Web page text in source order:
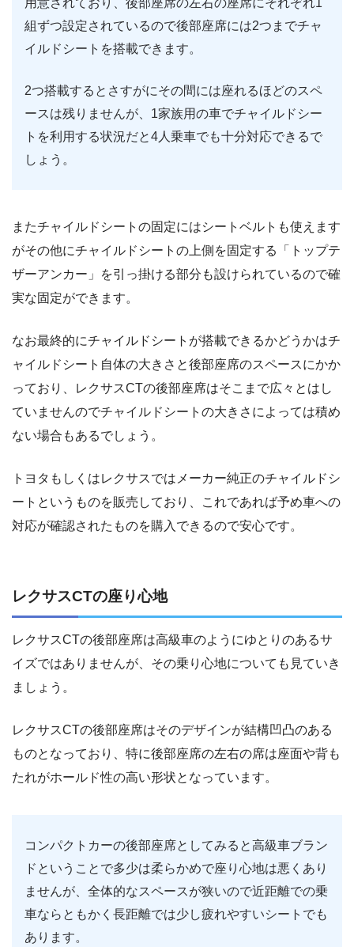
用意されており、後部座席の左右の座席にそれぞれ1
組ずつ設定されているので後部座席には2つまでチャ
イルドシートを搭載できます。
2つ搭載するとさすがにその間には座れるほどのスペ
ースは残りませんが、1家族用の車でチャイルドシー
トを利用する状況だと4人乗車でも十分対応できるで
しょう。
またチャイルドシートの固定にはシートベルトも使えます
がその他にチャイルドシートの上側を固定する「トップテ
ザーアンカー」を引っ掛ける部分も設けられているので確
実な固定ができます。
なお最終的にチャイルドシートが搭載できるかどうかはチ
ャイルドシート自体の大きさと後部座席のスペースにかか
っており、レクサスCTの後部座席はそこまで広々とはし
ていませんのでチャイルドシートの大きさによっては積め
ない場合もあるでしょう。
トヨタもしくはレクサスではメーカー純正のチャイルドシ
ートというものを販売しており、これであれば予め車への
対応が確認されたものを購入できるので安心です。
レクサスCTの座り心地
レクサスCTの後部座席は高級車のようにゆとりのあるサ
イズではありませんが、その乗り心地についても見ていき
ましょう。
レクサスCTの後部座席はそのデザインが結構凹凸のある
ものとなっており、特に後部座席の左右の席は座面や背も
たれがホールド性の高い形状となっています。
コンパクトカーの後部座席としてみると高級車ブラン
ドということで多少は柔らかめで座り心地は悪くあり
ませんが、全体的なスペースが狭いので近距離での乗
車ならともかく長距離では少し疲れやすいシートでも
あります。